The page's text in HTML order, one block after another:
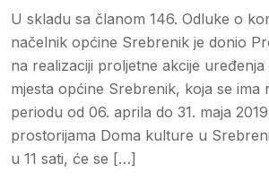
U skladu sa članom 146. Odluke o
načelnik općine Srebrenik je donio
na realizaciji proljetne akcije uređenja
mjesta općine Srebrenik, koja se ima
periodu od 06. aprila do 31. maja
prostorijama Doma kulture u
u 11 sati, će se […]